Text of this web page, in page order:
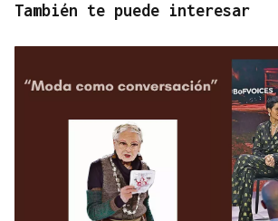
También te puede interesar